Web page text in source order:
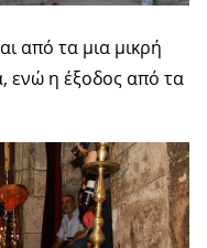
από τα μια μικρή
ενώ η έξοδος από τα